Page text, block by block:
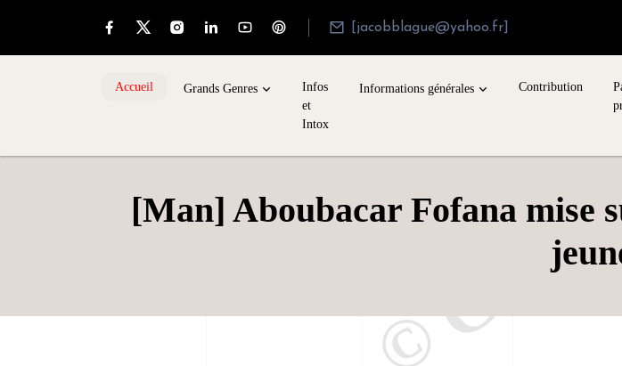
[jacobblague@yahoo.fr]
Accueil Grands Genres
Infos
et
Intox
Informations générales Contribution
[Man] Aboubacar Fofana mise